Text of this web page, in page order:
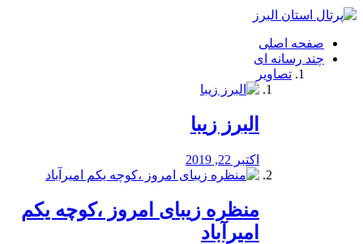
فصد
شرق
تهران
خشکشویی
صفحه اصلی
چند رسانه ای
تصاویر
البرز زیبا
اکتبر 22, 2019
منظره‌‌ زیبای امروز ،کوچه یکم
امیرآباد